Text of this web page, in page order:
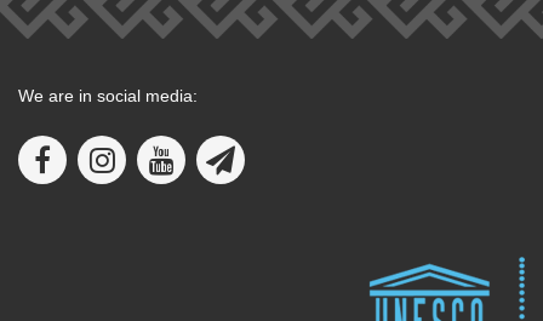
We are in social media: